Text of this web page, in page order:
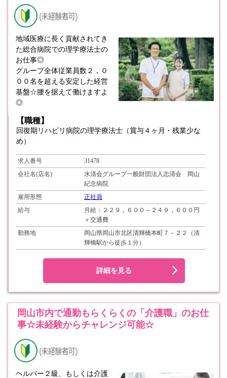
地域医療に長く貢献されてき
た総合病院での理学療法士の
お仕事◎
グループ全体従業員数２，０
００名を超える安定した経営
基盤☆腰を据えて働けますよ
◎
【職種】
回復期リハビリ病院の理学療法士（賞与４ヶ月・残業少な
め）
求人番号
31478
会社名(店名)
水清会グループ一般財団法人志清会 岡山
紀念病院
雇用形態
正社員
給与
月給：２２９，６００～２４９，６００円
＋交通費
勤務地
岡山県岡山市北区清輝橋本町７－２２（清
輝橋駅から徒歩１分）
詳細を見る
岡山市内で通勤もらくらくの「介護職」のお仕
事☆未経験からチャレンジ可能☆
ヘルパー２級、もしくは介護